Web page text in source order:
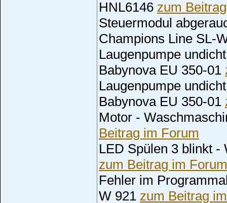
HNL6146 zum
Steuermodul
Champions Line SL-
Laugenpumpe
Babynova EU 350-01
Laugenpumpe
Babynova EU 350-01
Motor -
Beitrag im Forum
LED Spülen 3 blinkt -
zum Beitrag im Forum
Fehler im
W 921 zum Beitrag